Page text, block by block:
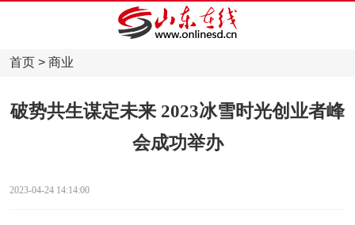
首页> 商业
破势共生谋定未来 2023冰雪时光创业者峰
会成功举办
2023-04-24 14:14:00